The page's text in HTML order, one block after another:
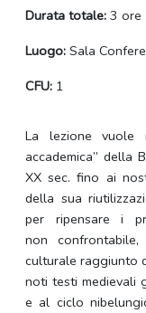
Durata totale: 3 ore
Luogo: Sala
CFU: 1
La lezione vuole
accademica” della
XX sec. fino ai
della sua
per ripensare i
non
culturale raggiunto
noti testi medievali
e al ciclo